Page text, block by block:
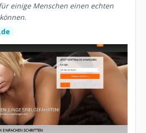
einige Menschen einen echten